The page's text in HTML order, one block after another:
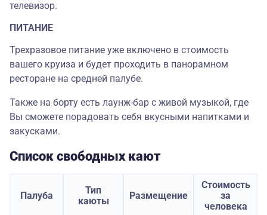
телевизор.
ПИТАНИЕ
Трехразовое питание уже включено в стоимость
вашего круиза и будет проходить в панорамном
ресторане на средней палубе.
Также на борту есть лаунж-бар с живой музыкой, где
Вы сможете порадовать себя вкусными напитками и
закусками.
Список свободных кают
Палуба
Тип
каюты
Размещение
Стоимость
за
человека